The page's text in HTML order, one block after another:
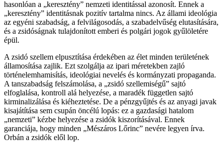
hasonlóan a „keresztény” nemzeti identitással azonosít. Ennek a
„keresztény” identitásnak pozitív tartalma nincs. Az állami ideológia
az egyéni szabadság, a felvilágosodás, a szabadelvűség elutasítására,
és a zsidóságnak tulajdonított emberi és polgári jogok gyűlöletére
épül.
A zsidó szellem elpusztítása érdekében az élet minden területének
államosítása zajlik. Ezt szolgálja az ipari méretekben zajló
történelemhamisítás, ideológiai nevelés és kormányzati propaganda.
A tanszabadság felszámolása, a „zsidó szellemiségű” sajtó
elfoglalása, kontroll alá helyezése, a maradék független sajtó
kirminalizálása és kiéheztetése. De a pénzgyűjtés és az anyagi javak
kisajátítása sem csupán öncélú lopás: ez a gazdasági hatalom
„nemzeti” kézbe helyezése a zsidók kiszorításával. Ennek
garanciája, hogy minden „Mészáros Lőrinc” nevére legyen írva.
Orbán a zsidók elől lop.